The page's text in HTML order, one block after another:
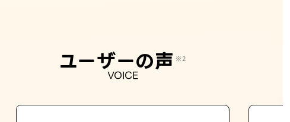
ユーザーの声 ※2
VOICE